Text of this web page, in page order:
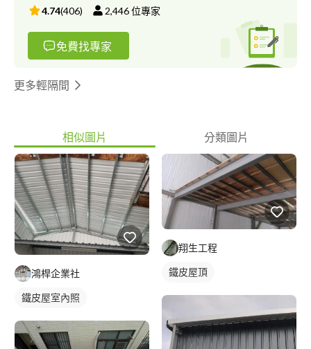
4.74(406) 2,446位專家
免費找專家
更多輕隔間
相似圖片 分類圖片
鴻桿企業社
鐵皮屋室內照
翔生工程
鐵皮屋頂